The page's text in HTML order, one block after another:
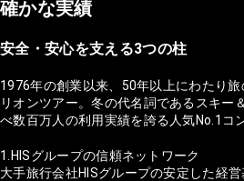
確かな実績
安全・安心を支える3つの柱
1976年の創業以来、50年以上にわたり
リオンツアー。冬の代名詞であるスキー
べ数百万人の利用実績を誇る人気No.1コ
1.HISグループの信頼ネットワーク
大手旅行会社HISグループの安定した経